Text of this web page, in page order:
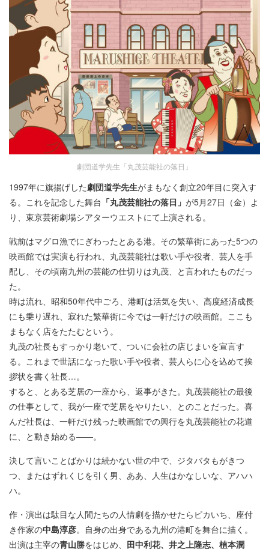
劇団道学先生「丸茂芸能社の落日」
1997年に旗揚げした劇団道学先生がまもなく創立20年目に突入す
る。これを記念した舞台 「丸茂芸能社の落日」 が5月27日（金）よ
り、東京芸術劇場シアターウエストにて上演される。
戦前はマグロ漁でにぎわったとある港。その繁華街にあった5つの
映画館では実演も行われ、丸茂芸能社は歌い手や役者、芸人を手
配し、その頃南九州の芸能の仕切りは丸茂、と言われたものだっ
た。
時は流れ、昭和50年代中ごろ、港町は活気を失い、高度経済成長
にも乗り遅れ、寂れた繁華街に今では一軒だけの映画館。ここも
まもなく店をたたむという。
丸茂の社長もすっかり老いて、ついに会社の店じまいを宣言す
る。これまで世話になった歌い手や役者、芸人らに心を込めて挨
拶状を書く社長…。
すると、とある芝居の一座から、返事がきた。丸茂芸能社の最後
の仕事として、我が一座で芝居をやりたい、とのことだった。喜
んだ社長は、一軒だけ残った映画館での興行を丸茂芸能社の花道
に、と動き始める――。
決して言いことばかりは続かない世の中で、ジタバタもがきつ
つ、またはずれくじを引く男、ああ、人生はかなしいな、アハハ
ハ。
作・演出は駄目な人間たちの人情劇を描かせたらピカいち、座付
き作家の中島淳彦。自身の出身である九州の港町を舞台に描く。
出演は主宰の青山勝をはじめ、 田中利花、井之上隆志、植本潤